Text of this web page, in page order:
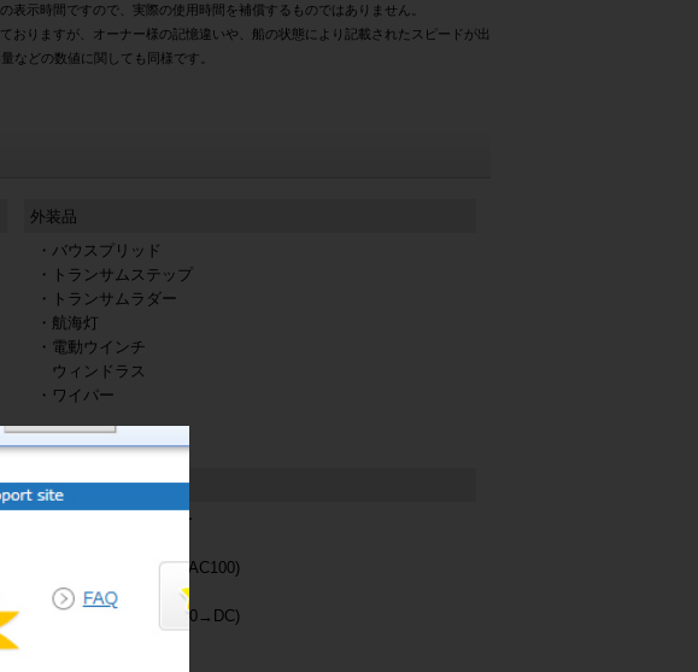
示時間ですので、実際の使用時間を補償するものではありません。
りますが、オーナー様の記憶違いや、船の状態により記載されたスピードが出
などの数値に関しても同様です。
外装品
・バウスプリッド
・トランサムステップ
・トランサムラダー
・航海灯
・電動ウインチ
ウィンドラス
・ワイパー
装備品
・ディーゼルヒーター
・インバーター(DC→AC100)
1500W
・コンバーター(AC100→DC)